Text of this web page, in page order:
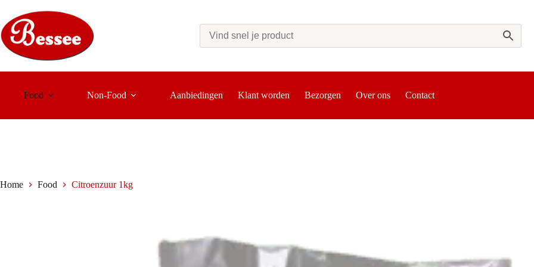
naar
de
inhoud
Food Non-Food Aanbiedingen Klant worden Bezorgen Over ons Contact
Home Food Citroenzuur 1kg